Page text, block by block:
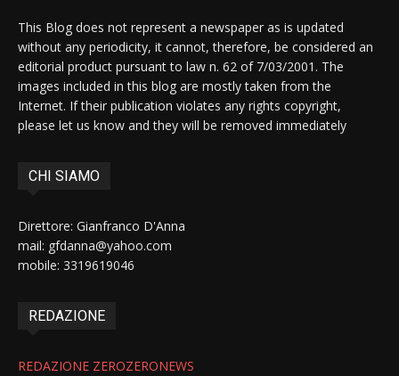
This Blog does not represent a newspaper as is updated
without any periodicity, it cannot, therefore, be considered an
editorial product pursuant to law n. 62 of 7/03/2001. The
images included in this blog are mostly taken from the
Internet. If their publication violates any rights copyright,
please let us know and they will be removed immediately
CHI SIAMO
Direttore: Gianfranco D'Anna
mail: gfdanna@yahoo.com
mobile: 3319619046
REDAZIONE
REDAZIONE ZEROZERONEWS